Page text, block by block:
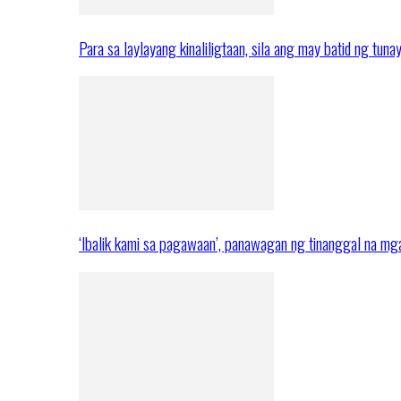
Para sa laylayang kinaliligtaan, sila ang may batid ng
‘Ibalik kami sa pagawaan’, panawagan ng tinanggal na